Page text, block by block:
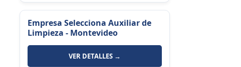
Empresa Selecciona Auxiliar de
Limpieza - Montevideo
VER DETALLES →